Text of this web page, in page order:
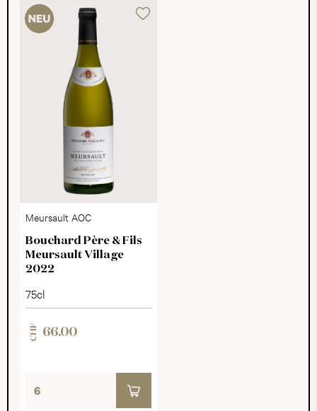
Meursault AOC
Bouchard Père & Fils
Meursault Village
2022
75cl
CHF 66.00